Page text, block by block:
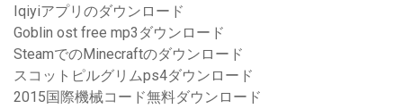
Iqiyiアプリのダウンロード
Goblin ost free mp3ダウンロード
SteamでのMinecraftのダウンロード
スコットピルグリムps4ダウンロード
2015国際機械コード無料ダウンロード